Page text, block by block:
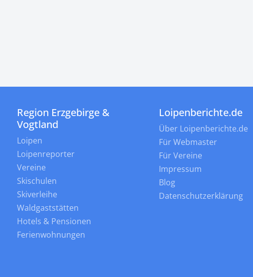
Region Erzgebirge &
Vogtland
Loipen
Loipenreporter
Vereine
Skischulen
Skiverleihe
Waldgaststätten
Hotels & Pensionen
Ferienwohnungen
Loipenberichte.de
Über Loipenberichte.de
Für Webmaster
Für Vereine
Impressum
Blog
Datenschutzerklärung